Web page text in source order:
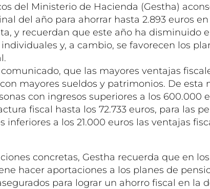
del Ministerio de Hacienda (Gestha)
del año para ahorrar hasta 2.893 euros
y recuerdan que este año ha disminuido
y, a cambio, se favorecen los
que las mayores ventajas
mayores sueldos y patrimonios. De esta
con ingresos superiores a los 600.000
fiscal hasta los 72.733 euros, para las
inferiores a los 21.000 euros las ventajas
concretas, Gestha recuerda que en
hacer aportaciones a los planes de
para lograr un ahorro fiscal en la